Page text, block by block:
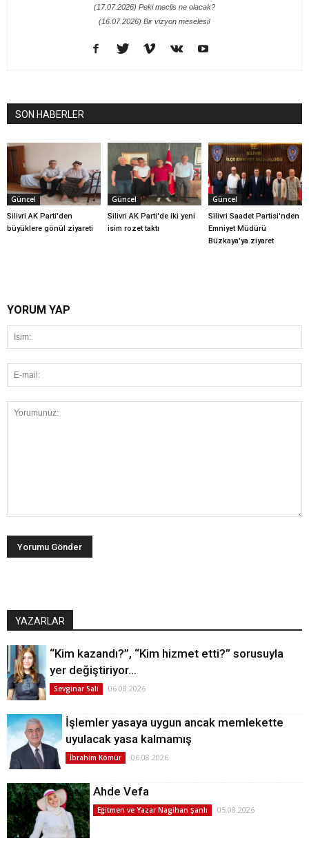
(17.07.2026) Peki meclis ne olacak?
(16.07.2026) Bir vizyon meselesi!
SON HABERLER
Güncel
Silivri AK Parti'den
büyüklere gönül ziyareti
Güncel
Silivri AK Parti'de iki yeni
isim rozet taktı
Güncel
Silivri Saadet Partisi'nden
Emniyet Müdürü
Büzkaya'ya ziyaret
YORUM YAP
YAZARLAR
“Kim kazandı?”, “Kim hizmet etti?” sorusuyla
yer değiştiriyor…
Sevginar Sali 06.08.2026
İşlemler yasaya uygun ancak memlekette
uyulacak yasa kalmamış
İbrahim Kömür 06.08.2026
Ahde Vefa
Eğitmen ve Yazar Nagihan Şanlı 05.08.2026